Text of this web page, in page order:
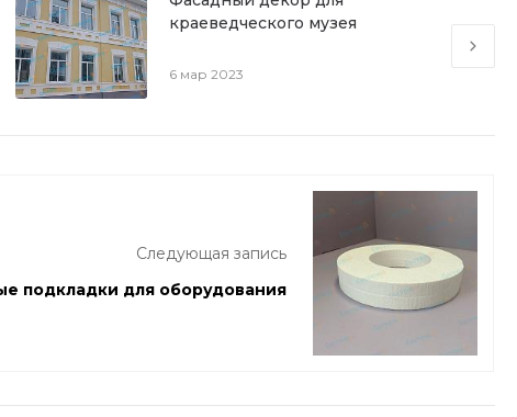
краеведческого музея
6 мар 2023
Следующая запись
подкладки для оборудования